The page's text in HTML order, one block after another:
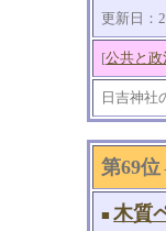
更新日：
[公共と政
日吉神社
第69位
■ 木質